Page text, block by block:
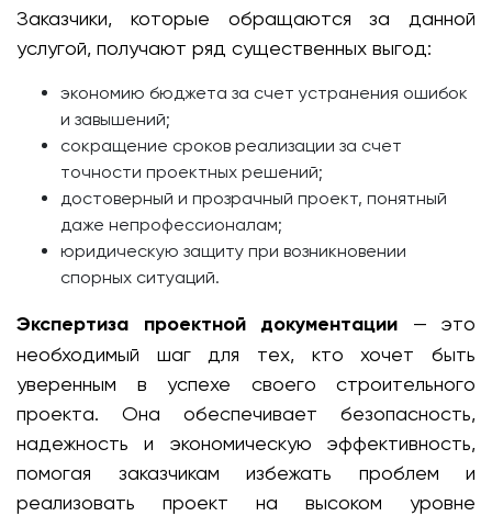
Заказчики, которые обращаются за данной
услугой, получают ряд существенных выгод:
экономию бюджета за счет устранения ошибок
и завышений;
сокращение сроков реализации за счет
точности проектных решений;
достоверный и прозрачный проект, понятный
даже непрофессионалам;
юридическую защиту при возникновении
спорных ситуаций.
Экспертиза проектной документации — это
необходимый шаг для тех, кто хочет быть
уверенным в успехе своего строительного
проекта. Она обеспечивает безопасность,
надежность и экономическую эффективность,
помогая заказчикам избежать проблем и
реализовать проект на высоком уровне